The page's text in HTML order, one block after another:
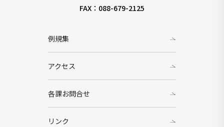
FAX：088-679-2125
例規集
アクセス
各課お問合せ
リンク